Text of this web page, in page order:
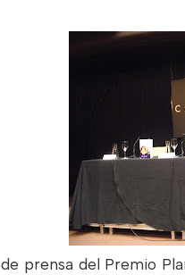
prensa del Premio